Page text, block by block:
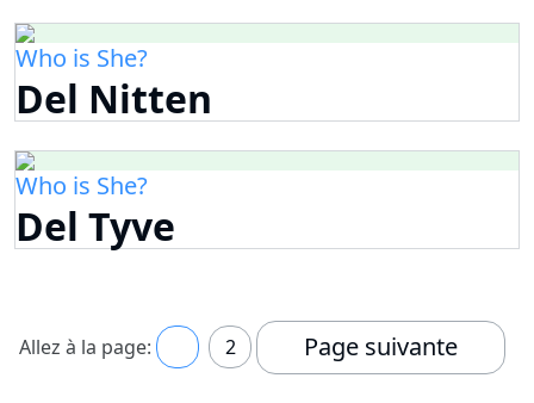
Who is She?
Del Nitten
Who is She?
Del Tyve
Allez à la page: 2 Page suivante